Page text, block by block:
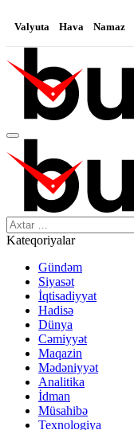
Valyuta Hava Namaz
Search…
Kateqoriyalar
Gündəm
Siyasət
İqtisadiyyat
Hadisə
Dünya
Cəmiyyət
Maqazin
Mədəniyyət
Analitika
İdman
Müsahibə
Texnologiya